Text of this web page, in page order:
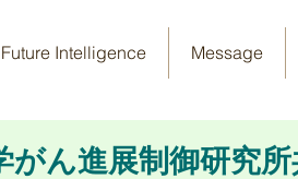
Future Intelligence Message
がん進展制御研究